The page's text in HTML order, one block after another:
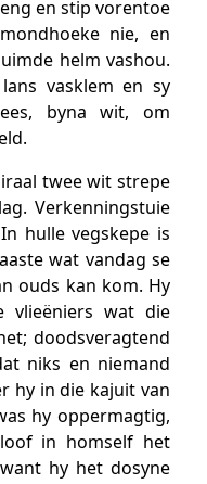
en stip vorentoe
nie, en
helm vashou.
vasklem en sy
byna wit, om
twee wit strepe
Verkenningstuie
hulle vegskepe is
wat vandag se
ouds kan kom. Hy
vlieëniers wat die
doodsveragtend
niks en niemand
hy in die kajuit van
hy oppermagtig,
in homself het
hy het dosyne